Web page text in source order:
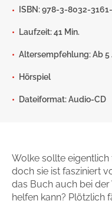
ISBN: 978-3-8032-
Laufzeit: 41 Min.
Altersempfehlung: Ab 5
Hörspiel
Dateiformat: Audio-CD
Wolke sollte
doch sie ist fasziniert
das Buch auch bei
helfen kann? Plötzlich